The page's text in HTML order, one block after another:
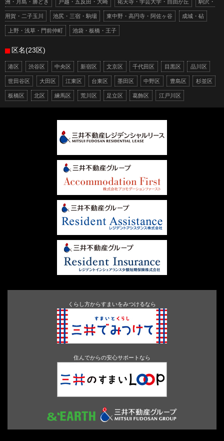
洲・月島・勝どき 戸越・五反田・大崎 祐天寺・学芸大学・自由が丘 駒沢・
用賀・二子玉川 池尻・三宿・駒場 東中野・高円寺・阿佐ヶ谷 成城・砧
上野・浅草・門前仲町 池袋・板橋・王子
区名(23区)
港区 渋谷区 中央区 新宿区 文京区 千代田区 目黒区 品川区
世田谷区 大田区 江東区 台東区 墨田区 中野区 豊島区 杉並区
板橋区 北区 練馬区 荒川区 足立区 葛飾区 江戸川区
くらし方からすまいをみつけるなら
住んでからの安心サポートなら